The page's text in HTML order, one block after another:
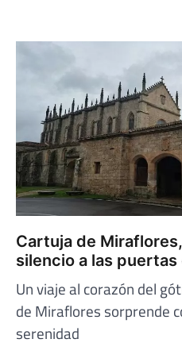
Cartuja de
silencio a las puertas
Un viaje al corazón del
de Miraflores sorprende
serenidad